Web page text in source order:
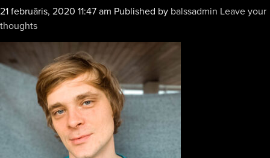
21 februāris, 2020 11:47 am Published by balssadmin Leave your
thoughts